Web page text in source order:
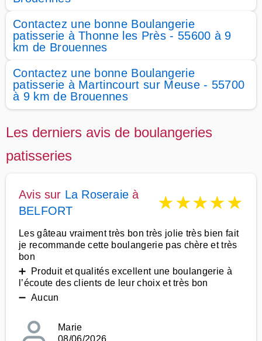
Contactez une bonne Boulangerie
patisserie à Thonne les Près - 55600 à 9
km de Brouennes
Contactez une bonne Boulangerie
patisserie à Martincourt sur Meuse - 55700
à 9 km de Brouennes
Les derniers avis de boulangeries
patisseries
Avis sur La Roseraie à
BELFORT
★★★★★
Les gâteau vraiment très bon très jolie très bien fait
je recommande cette boulangerie pas chère et très
bon
➕ Produit et qualités excellent une boulangerie à
l’écoute des clients de leur choix et très bon
➖ Aucun
Marie
08/06/2026